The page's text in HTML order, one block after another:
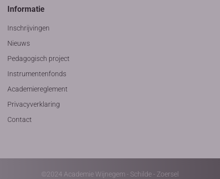
Informatie
Inschrijvingen
Nieuws
Pedagogisch project
Instrumentenfonds
Academiereglement
Privacyverklaring
Contact
©2024 Academie Wijnegem - Schilde - Zoersel